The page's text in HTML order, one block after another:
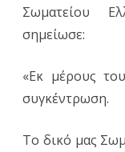
Σωματείου
σημείωσε:
«Εκ μέρους
συγκέντρωση.
Το δικό μας